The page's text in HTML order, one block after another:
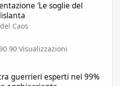
'Le soglie del
Caos
90 Visualizzazioni
guerrieri esperti nel 99%